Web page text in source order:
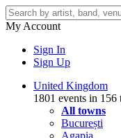
My Account
Sign In
Sign Up
United Kingdom
1801 events in 156
All towns
București
Agapia